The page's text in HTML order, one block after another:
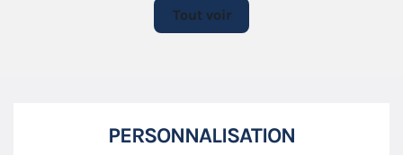
Tout voir
PERSONNALISATION